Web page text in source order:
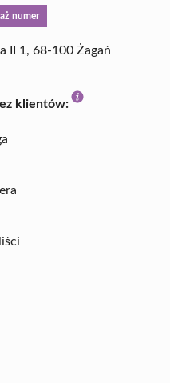
numer
II 1, 68-100 Żagań
klientów: